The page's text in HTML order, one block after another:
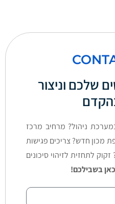
שלכם וניצור
ניהול? מרחיב מרכז
מכון חדש? צריכים פגישות
לתחזית לזיהוי סיכונים
בשבילכם!